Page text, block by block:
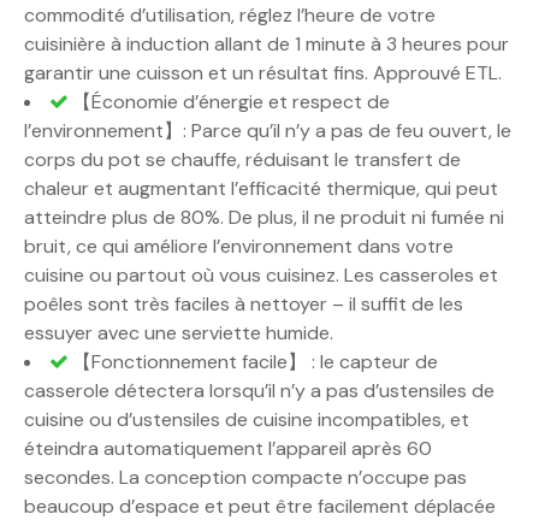
commodité d’utilisation, réglez l’heure de votre
cuisinière à induction allant de 1 minute à 3 heures pour
garantir une cuisson et un résultat fins. Approuvé ETL.
【Économie d’énergie et respect de
l’environnement】: Parce qu’il n’y a pas de feu ouvert, le
corps du pot se chauffe, réduisant le transfert de
chaleur et augmentant l’efficacité thermique, qui peut
atteindre plus de 80%. De plus, il ne produit ni fumée ni
bruit, ce qui améliore l’environnement dans votre
cuisine ou partout où vous cuisinez. Les casseroles et
poêles sont très faciles à nettoyer – il suffit de les
essuyer avec une serviette humide.
【Fonctionnement facile】 : le capteur de
casserole détectera lorsqu’il n’y a pas d’ustensiles de
cuisine ou d’ustensiles de cuisine incompatibles, et
éteindra automatiquement l’appareil après 60
secondes. La conception compacte n’occupe pas
beaucoup d’espace et peut être facilement déplacée